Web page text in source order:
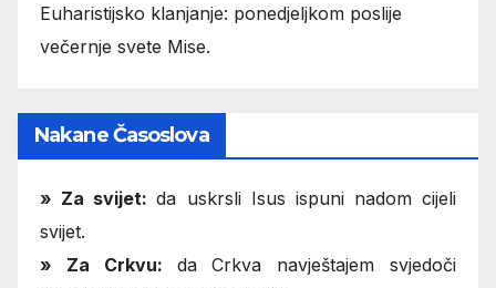
Euharistijsko klanjanje: ponedjeljkom poslije
večernje svete Mise.
Nakane Časoslova
» Za svijet:da uskrsli Isus ispuni nadom cijeli
svijet.
» Za Crkvu: da Crkva navještajem svjedoči